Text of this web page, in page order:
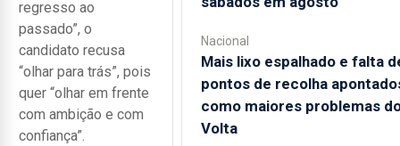
regresso ao
passado”, o
candidato recusa
“olhar para trás”, pois
quer “olhar em frente
com ambição e com
confiança”.
Nacional
Mais lixo espalhado e falta
pontos de recolha
como maiores problemas
Volta